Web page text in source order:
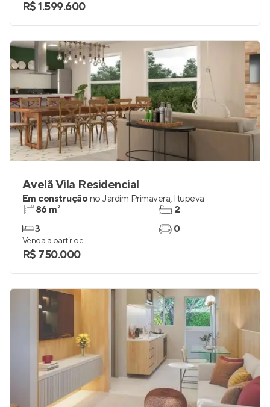
R$ 1.599.600
Avelã Vila Residencial
Em construçãono Jardim Primavera, Itupeva
86 m²
3
2
0
Venda a partir de
R$ 750.000